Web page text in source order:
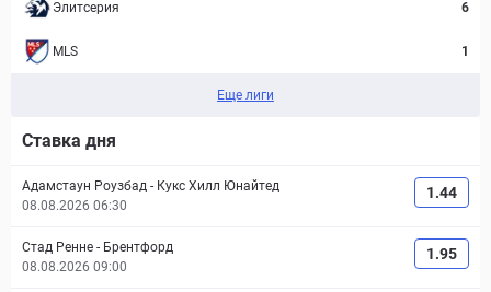
Элитсерия 6
MLS 1
Еще лиги
Ставка дня
Адамстаун Роузбад - Кукс Хилл Юнайтед
08.08.2026 06:30
1.44
Стад Ренне - Брентфорд
08.08.2026 09:00
1.95